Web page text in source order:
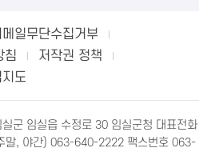
메일무단수집거부
침
저작권 정책
도
군 임실읍 수정로 30 임실군청 대표전화
말, 야간) 063-640-2222 팩스번호 063-